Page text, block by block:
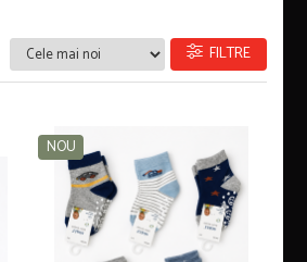
FILTRE
NOU